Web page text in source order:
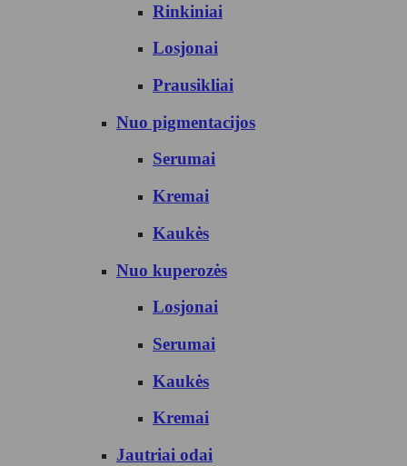
Rinkiniai
Losjonai
Prausikliai
Nuo pigmentacijos
Serumai
Kremai
Kaukės
Nuo kuperozės
Losjonai
Serumai
Kaukės
Kremai
Jautriai odai